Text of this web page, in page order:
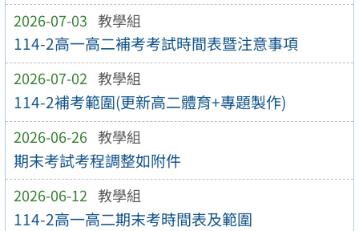
2026-07-03 教學組
114-2高一高二補考考試時間表暨注意事項
2026-07-02 教學組
114-2補考範圍(更新高二體育+專題製作)
2026-06-26 教學組
期末考試考程調整如附件
2026-06-12 教學組
114-2高一高二期末考時間表及範圍